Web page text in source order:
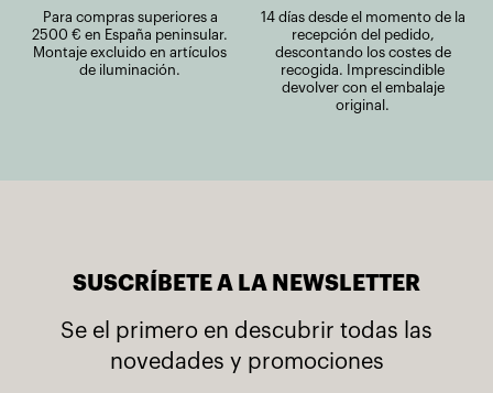
Para compras superiores a
2500 € en España peninsular.
Montaje excluido en artículos
de iluminación.
14 días desde el momento de la
recepción del pedido,
descontando los costes de
recogida. Imprescindible
devolver con el embalaje
original.
SUSCRÍBETE A LA NEWSLETTER
Se el primero en descubrir todas las
novedades y promociones